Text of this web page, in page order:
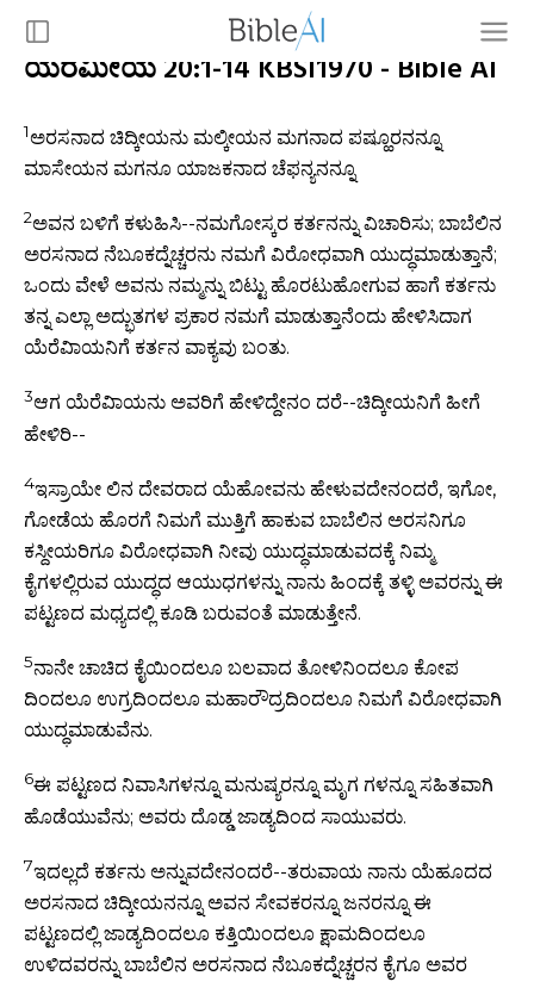
ಯೆರೆಮೀಯ 20:1-14 KBSI1970 - Bible AI
1ಅರಸನಾದ ಚಿದ್ಕೀಯನು ಮಲ್ಕೀಯನ ಮಗನಾದ ಪಷ್ಹೂರನನ್ನೂ
ಮಾಸೇಯನ ಮಗನೂ ಯಾಜಕನಾದ ಚೆಫನ್ಯನನ್ನೂ
2ಅವನ ಬಳಿಗೆ ಕಳುಹಿಸಿ--ನಮಗೋಸ್ಕರ ಕರ್ತನನ್ನು ವಿಚಾರಿಸು; ಬಾಬೆಲಿನ
ಅರಸನಾದ ನೆಬೂಕದ್ನೆಚ್ಚರನು ನಮಗೆ ವಿರೋಧವಾಗಿ ಯುದ್ಧಮಾಡುತ್ತಾನೆ;
ಒಂದು ವೇಳೆ ಅವನು ನಮ್ಮನ್ನು ಬಿಟ್ಟು ಹೊರಟುಹೋಗುವ ಹಾಗೆ ಕರ್ತನು
ತನ್ನ ಎಲ್ಲಾ ಅದ್ಭುತಗಳ ಪ್ರಕಾರ ನಮಗೆ ಮಾಡುತ್ತಾನೆಂದು ಹೇಳಿಸಿದಾಗ
ಯೆರೆವಿಾಯನಿಗೆ ಕರ್ತನ ವಾಕ್ಯವು ಬಂತು.
3ಆಗ ಯೆರೆವಿಾಯನು ಅವರಿಗೆ ಹೇಳಿದ್ದೇನಂ ದರೆ--ಚಿದ್ಕೀಯನಿಗೆ ಹೀಗೆ
ಹೇಳಿರಿ--
4ಇಸ್ರಾಯೇ ಲಿನ ದೇವರಾದ ಯೆಹೋವನು ಹೇಳುವದೇನಂದರೆ, ಇಗೋ,
ಗೋಡೆಯ ಹೊರಗೆ ನಿಮಗೆ ಮುತ್ತಿಗೆ ಹಾಕುವ ಬಾಬೆಲಿನ ಅರಸನಿಗೂ
ಕಸ್ದೀಯರಿಗೂ ವಿರೋಧವಾಗಿ ನೀವು ಯುದ್ಧಮಾಡುವದಕ್ಕೆ ನಿಮ್ಮ
ಕೈಗಳಲ್ಲಿರುವ ಯುದ್ಧದ ಆಯುಧಗಳನ್ನು ನಾನು ಹಿಂದಕ್ಕೆ ತಳ್ಳಿ ಅವರನ್ನು ಈ
ಪಟ್ಟಣದ ಮಧ್ಯದಲ್ಲಿ ಕೂಡಿ ಬರುವಂತೆ ಮಾಡುತ್ತೇನೆ.
5ನಾನೇ ಚಾಚಿದ ಕೈಯಿಂದಲೂ ಬಲವಾದ ತೋಳಿನಿಂದಲೂ ಕೋಪ
ದಿಂದಲೂ ಉಗ್ರದಿಂದಲೂ ಮಹಾರೌದ್ರದಿಂದಲೂ ನಿಮಗೆ ವಿರೋಧವಾಗಿ
ಯುದ್ಧಮಾಡುವೆನು.
6ಈ ಪಟ್ಟಣದ ನಿವಾಸಿಗಳನ್ನೂ ಮನುಷ್ಯರನ್ನೂ ಮೃಗ ಗಳನ್ನೂ ಸಹಿತವಾಗಿ
ಹೊಡೆಯುವೆನು; ಅವರು ದೊಡ್ಡ ಜಾಡ್ಯದಿಂದ ಸಾಯುವರು.
7ಇದಲ್ಲದೆ ಕರ್ತನು ಅನ್ನುವದೇನಂದರೆ--ತರುವಾಯ ನಾನು ಯೆಹೂದದ
ಅರಸನಾದ ಚಿದ್ಕೀಯನನ್ನೂ ಅವನ ಸೇವಕರನ್ನೂ ಜನರನ್ನೂ ಈ
ಪಟ್ಟಣದಲ್ಲಿ ಜಾಡ್ಯದಿಂದಲೂ ಕತ್ತಿಯಿಂದಲೂ ಕ್ಷಾಮದಿಂದಲೂ
ಉಳಿದವರನ್ನು ಬಾಬೆಲಿನ ಅರಸನಾದ ನೆಬೂಕದ್ನೆಚ್ಚರನ ಕೈಗೂ ಅವರ